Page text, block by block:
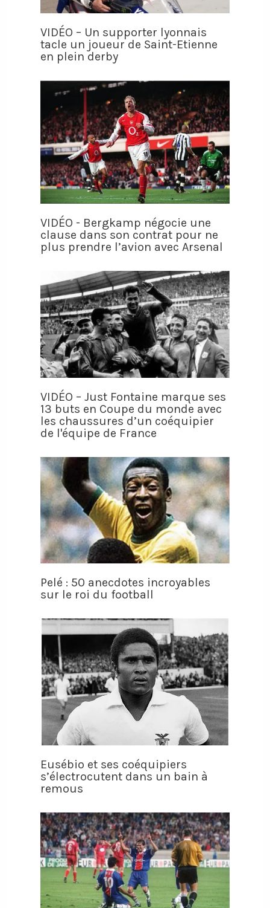
VIDÉO – Un supporter lyonnais
tacle un joueur de Saint-Etienne
en plein derby
VIDÉO - Bergkamp négocie une
clause dans son contrat pour ne
plus prendre l’avion avec Arsenal
VIDÉO – Just Fontaine marque ses
13 buts en Coupe du monde avec
les chaussures d’un coéquipier
de l'équipe de France
Pelé : 50 anecdotes incroyables
sur le roi du football
Eusébio et ses coéquipiers
s’électrocutent dans un bain à
remous